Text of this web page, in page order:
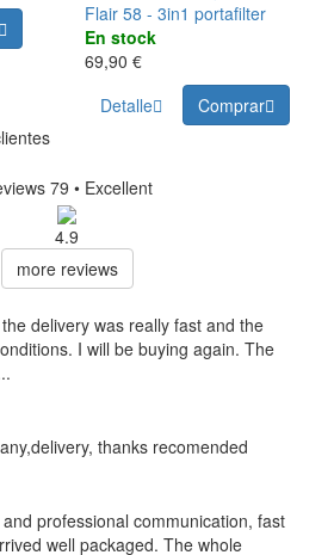
Flair 58 - 3in1 portafilter
En stock
69,90 €
Detalle
Comprar
79 • Excellent
4.9
more reviews
delivery was really fast and the
I will be buying again. The
thanks recomended
professional communication, fast
well packaged. The whole